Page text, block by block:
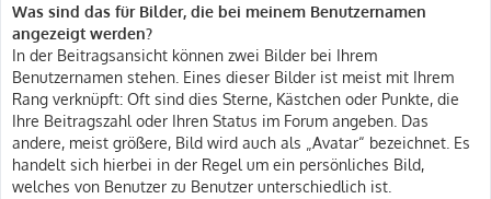
Was sind das für Bilder, die bei meinem Benutzernamen
angezeigt werden?
In der Beitragsansicht können zwei Bilder bei Ihrem
Benutzernamen stehen. Eines dieser Bilder ist meist mit Ihrem
Rang verknüpft: Oft sind dies Sterne, Kästchen oder Punkte, die
Ihre Beitragszahl oder Ihren Status im Forum angeben. Das
andere, meist größere, Bild wird auch als „Avatar“ bezeichnet. Es
handelt sich hierbei in der Regel um ein persönliches Bild,
welches von Benutzer zu Benutzer unterschiedlich ist.